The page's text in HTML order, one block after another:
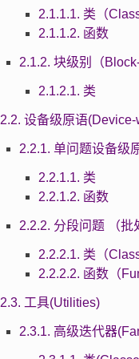
2.1.1.1. 类（
2.1.1.2. 函数
2.1.2. 块级别（
2.1.2.1. 类
2.2. 设备级原语
2.2.1. 单问题设备级
2.2.1.1. 类
2.2.1.2. 函数
2.2.2. 分段问题 （批
2.2.2.1. 类（
2.2.2.2. 函数（
2.3. 工具(Utilities)
2.3.1. 高级迭代器